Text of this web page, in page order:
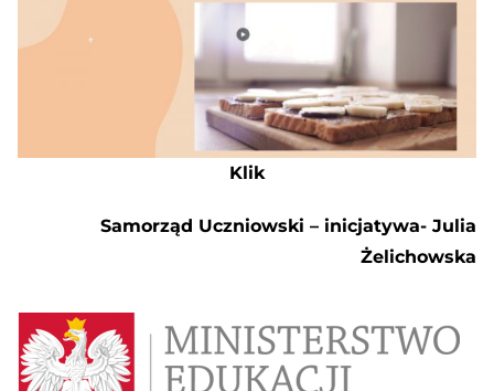
Klik
Samorząd Uczniowski – inicjatywa- Julia
Żelichowska